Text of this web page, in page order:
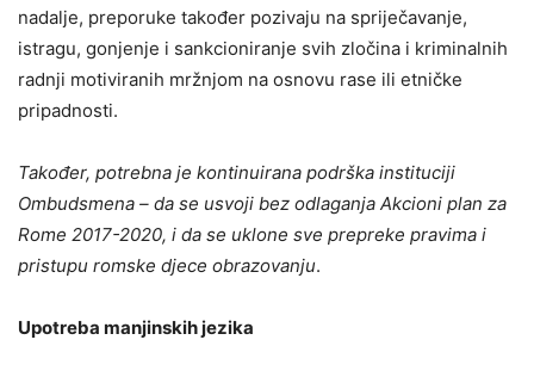
nadalje, preporuke također pozivaju na spriječavanje,
istragu, gonjenje i sankcioniranje svih zločina i kriminalnih
radnji motiviranih mržnjom na osnovu rase ili etničke
pripadnosti.
Također, potrebna je kontinuirana podrška instituciji
Ombudsmena – da se usvoji bez odlaganja Akcioni plan za
Rome 2017-2020, i da se uklone sve prepreke pravima i
pristupu romske djece obrazovanju.
Upotreba manjinskih jezika